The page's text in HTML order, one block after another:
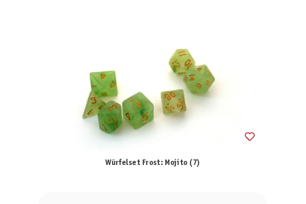
Würfelset Frost: Mojito (7)